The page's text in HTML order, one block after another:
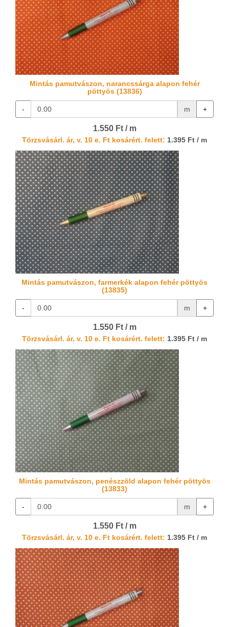
Mintás pamutvászon, narancssárga alapon fehér
pöttyös (13836)
- m +
1.550 Ft / m
Törzsvásárl. ár, v. 10 e. Ft kosárért. felett: 1.395 Ft / m
Mintás pamutvászon, farmerkék alapon fehér pöttyös
(13835)
- m +
1.550 Ft / m
Törzsvásárl. ár, v. 10 e. Ft kosárért. felett: 1.395 Ft / m
Mintás pamutvászon, penészzöld alapon fehér pöttyös
(13833)
- m +
1.550 Ft / m
Törzsvásárl. ár, v. 10 e. Ft kosárért. felett: 1.395 Ft / m